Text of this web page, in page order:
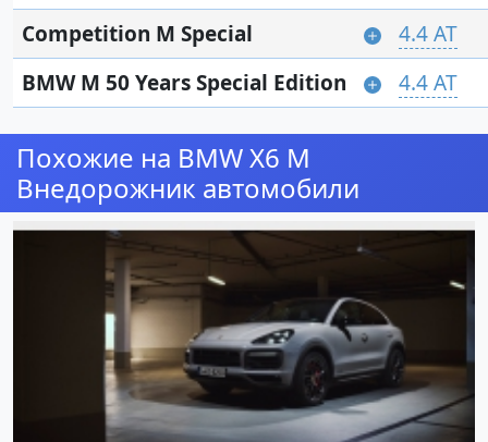
Competition M Special
4.4 AT
BMW M 50 Years Special Edition
4.4 AT
Похожие на BMW X6 M
Внедорожник автомобили